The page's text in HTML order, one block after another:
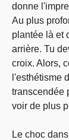
donne
Au plus
plantée là et
arrière. Tu
croix. Alors,
l'esthétisme
transcendée
voir de plus
Le choc